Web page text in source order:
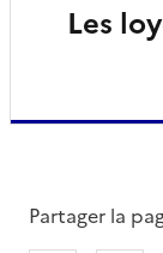
Les
Partager la